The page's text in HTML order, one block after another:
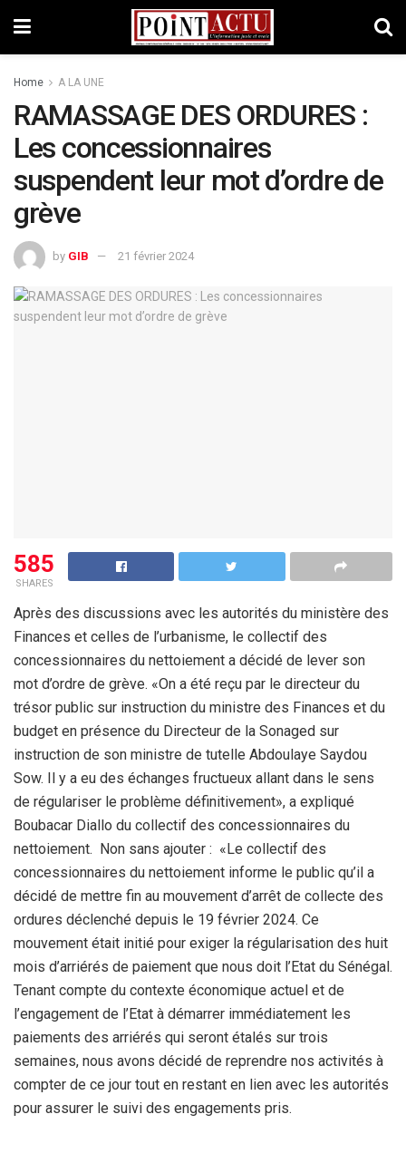
Home A LA UNE
RAMASSAGE DES ORDURES :
Les concessionnaires
suspendent leur mot d’ordre de
grève
by GIB 21 février 2024
585
SHARES
Après des discussions avec les autorités du ministère des
Finances et celles de l’urbanisme, le collectif des
concessionnaires du nettoiement a décidé de lever son
mot d’ordre de grève. «On a été reçu par le directeur du
trésor public sur instruction du ministre des Finances et du
budget en présence du Directeur de la Sonaged sur
instruction de son ministre de tutelle Abdoulaye Saydou
Sow. Il y a eu des échanges fructueux allant dans le sens
de régulariser le problème définitivement», a expliqué
Boubacar Diallo du collectif des concessionnaires du
nettoiement. Non sans ajouter : «Le collectif des
concessionnaires du nettoiement informe le public qu’il a
décidé de mettre fin au mouvement d’arrêt de collecte des
ordures déclenché depuis le 19 février 2024. Ce
mouvement était initié pour exiger la régularisation des huit
mois d’arriérés de paiement que nous doit l’Etat du Sénégal.
Tenant compte du contexte économique actuel et de
l’engagement de l’Etat à démarrer immédiatement les
paiements des arriérés qui seront étalés sur trois
semaines, nous avons décidé de reprendre nos activités à
compter de ce jour tout en restant en lien avec les autorités
pour assurer le suivi des engagements pris.